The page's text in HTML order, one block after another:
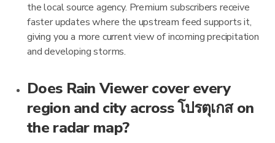
the local source agency. Premium subscribers receive
faster updates where the upstream feed supports it,
giving you a more current view of incoming precipitation
and developing storms.
Does Rain Viewer cover every
region and city across โปรตุเกส on
the radar map?